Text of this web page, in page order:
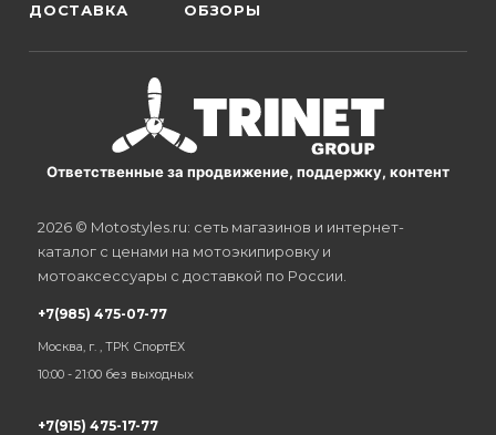
ДОСТАВКА ОБЗОРЫ
Ответственные за продвижение, поддержку, контент
2026 © Motostyles.ru: сеть магазинов и интернет-
каталог с ценами на мотоэкипировку и
мотоаксессуары с доставкой по России.
+7(985) 475-07-77
Москва, г. , ТРК СпортЕХ
10:00 - 21:00 без выходных
+7(915) 475-17-77